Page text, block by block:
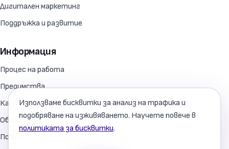
Дигитален маркетинг
Поддръжка и развитие
Информация
Процес на работа
Предимства
Карта на сайта
Общи условия
Поверителност
Използваме бисквитки за анализ на трафика и
подобряване на изживяването. Научете повече в
политиката за бисквитки.